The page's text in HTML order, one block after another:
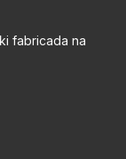
fabricada na